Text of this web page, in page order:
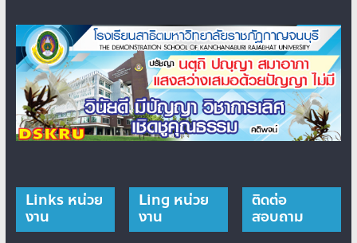
Links หน่วย
งาน
Ling หน่วย
งาน
ติดต่อ
สอบถาม